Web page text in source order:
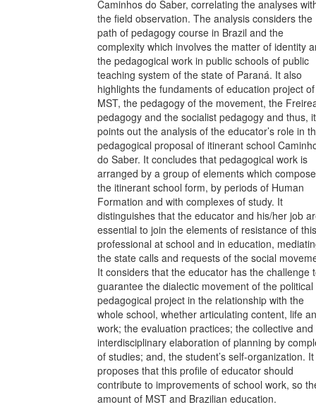
Caminhos do Saber, correlating the analyses
the field observation. The analysis considers the
path of pedagogy course in Brazil and the
complexity which involves the matter of identity
the pedagogical work in public schools of public
teaching system of the state of Paraná. It also
highlights the fundaments of education project of
MST, the pedagogy of the movement, the
pedagogy and the socialist pedagogy and thus, it
points out the analysis of the educator’s role in
pedagogical proposal of itinerant school
do Saber. It concludes that pedagogical work is
arranged by a group of elements which compose
the itinerant school form, by periods of Human
Formation and with complexes of study. It
distinguishes that the educator and his/her job
essential to join the elements of resistance of this
professional at school and in education,
the state calls and requests of the social
It considers that the educator has the challenge
guarantee the dialectic movement of the political
pedagogical project in the relationship with the
whole school, whether articulating content, life
work; the evaluation practices; the collective and
interdisciplinary elaboration of planning by
of studies; and, the student’s self-organization. It
proposes that this profile of educator should
contribute to improvements of school work, so
amount of MST and Brazilian education.